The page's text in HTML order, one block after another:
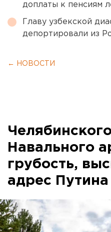
доплаты к пенсиям
Главу узбекской
депортировали из
← НОВОСТИ
Навального
грубость,
адрес Путина